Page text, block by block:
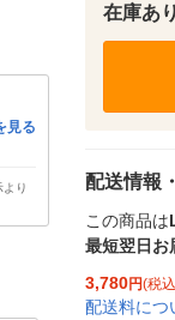
見る
り
在庫あり
配送情報
この商品は
最短翌日お
3,780円(税
配送料につ